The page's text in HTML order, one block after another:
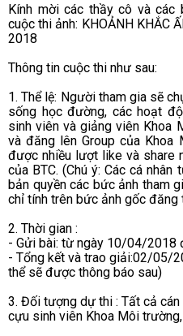
Kính mời các thầy cô và các
cuộc thi ảnh: KHOẢNH KHẮC
2018
Thông tin cuộc thi như sau:
1. Thể lệ: Người tham gia sẽ
sống học đường, các hoạt
sinh viên và giảng viên Khoa
và đăng lên Group của Khoa
được nhiều lượt like và share
của BTC. (Chú ý: Các cá
bản quyền các bức ảnh tham
chỉ tính trên bức ảnh gốc
2. Thời gian :
- Gửi bài: từ ngày 10/04/2018
- Tổng kết và trao giải:02/05/
thể sẽ được thông báo sau)
3. Đối tượng dự thi : Tất cả
cựu sinh viên Khoa Môi